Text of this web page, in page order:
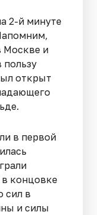
2-й минуте
Москве и
пользу
открыт
в первой
в концовке
сил в
и силы